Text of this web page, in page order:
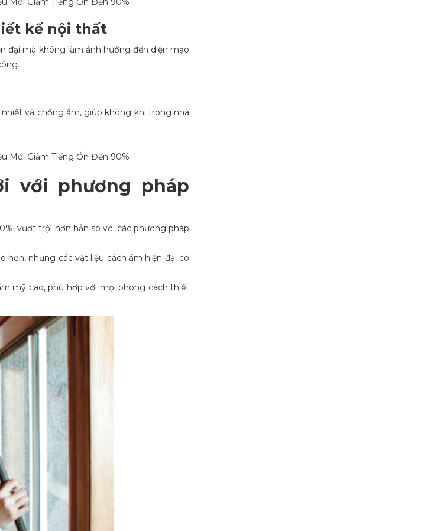
kế nội thất
đại mà không làm ảnh hưởng đến diện mạo
và chống ẩm, giúp không khí trong nhà
với phương pháp
vượt trội hơn hẳn so với các phương pháp
hơn, nhưng các vật liệu cách âm hiện đại có
mỹ cao, phù hợp với mọi phong cách thiết